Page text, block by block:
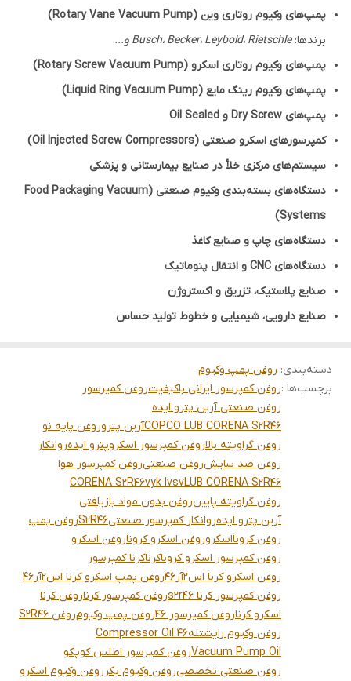
پمپ‌های وکیوم روتاری وین (Rotary Vane Vacuum Pump)
برندها:Busch، Becker، Leybold، Rietschle و...
پمپ‌های وکیوم روتاری اسکرو (Rotary Screw Vacuum Pump)
پمپ‌های وکیوم رینگ مایع (Liquid Ring Vacuum Pump)
پمپ‌های Dry Screw و Oil Sealed
کمپرسورهای اسکرو صنعتی (Oil Injected Screw Compressors)
سیستم‌های مرکزی خلأ در صنایع بیمارستانی و پزشکی
دستگاه‌های بسته‌بندی وکیوم صنعتی (Food Packaging Vacuum
Systems)
دستگاه‌های چاپ و صنایع کاغذ
دستگاه‌های CNC و انتقال پنوماتیک
صنایع پلاستیک، تزریق و اکستروژن
صنایع دارویی، شیمیایی و خطوط تولید حساس
دسته‌بندی: روغن پمپ وکیوم
برچسب‌ها :روغن کمپرسور ایرانی باکیفیتروغن کمپرسور
روغن صنعتی آرین پترو ایده
COPCO LUB CORENA S2R46آرین پتروروغن پایه نو
روغن گراویته بالاروغن کمپرسور اسکروپترو ایدهروانکار
روغن ضد سایشروغن صنعتیروغن کمپرسور هوا
LUB CORENA S2R46
vyk lvsv
CORENA S2R46
روغن گراویته پایینروغن بدون مواد بازیافتی
آرین پترو ایدهروانکار کمپرسور صنعتیS2R46روغن پمپ
روغن کرونااسکروروغن اسکرو کروناروغن اسکرو
روغن کمپرسور اسکرو کروناکرناکرنا کمپرسور
روغن اسکرو کرنا اس2آر46
روغن پمپ اسکرو کرنا اس2آر46
روغن کمپرسور کرنا s2r46
روغن کمپرسور کرناروغن کرنا
اسکرو کرناروغن کمپرسور 46 روغن پمپ وکیومروغن S2R46
روغن وکیوم رایشتلهCompressor Oil 46
Vacuum Pump Oilروغن کمپرسور اطلس کوپکو
روغن صنعتی تخصصیروغن وکیوم بکرروغن وکیوم اسکرو